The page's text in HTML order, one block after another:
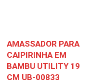
AMASSADOR PARA
CAIPIRINHA EM
BAMBU UTILITY 19
CM UB-00833